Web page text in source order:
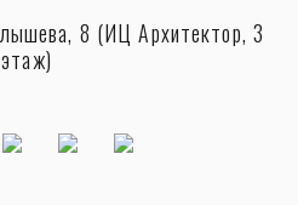
8 (ИЦ Архитектор, 3
этаж)